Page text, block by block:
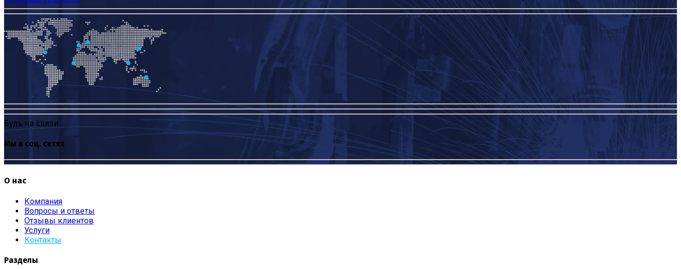
Будь на связи
Мы в соц. сетях
О нас
Компания
Вопросы и ответы
Отзывы клиентов
Услуги
Контакты
Разделы